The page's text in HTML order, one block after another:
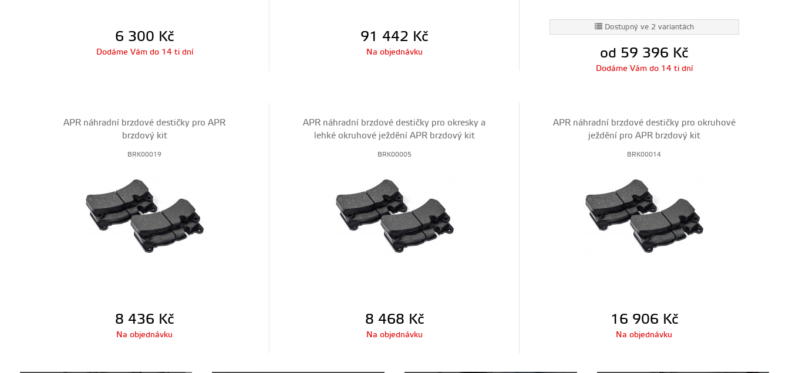
6 300 Kč
Dodáme Vám do 14 ti dní
91 442 Kč
Na objednávku
Dostupný ve 2 variantách
od 59 396 Kč
Dodáme Vám do 14 ti dní
APR náhradní brzdové destičky pro APR
brzdový kit
BRK00019
8 436 Kč
Na objednávku
APR náhradní brzdové destičky pro okresky a
lehké okruhové ježdění APR brzdový kit
BRK00005
8 468 Kč
Na objednávku
APR náhradní brzdové destičky pro okruhové
ježdění pro APR brzdový kit
BRK00014
16 906 Kč
Na objednávku